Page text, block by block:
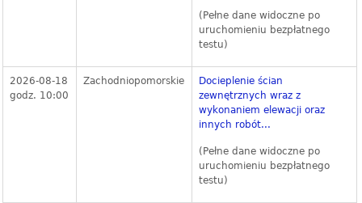
(Pełne dane widoczne po
uruchomieniu bezpłatnego
testu)
2026-08-18
godz. 10:00
Zachodniopomorskie
Docieplenie ścian
zewnętrznych wraz z
wykonaniem elewacji oraz
innych robót...
(Pełne dane widoczne po
uruchomieniu bezpłatnego
testu)